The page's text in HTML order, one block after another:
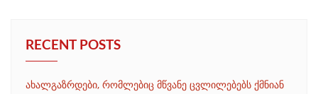
RECENT POSTS
ახალგაზრდები, რომლებიც მწვანე ცვლილებებს ქმნიან